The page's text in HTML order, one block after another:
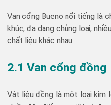
Van cổng Bueno nổi tiếng là
khúc, đa dạng chủng loại,
chất liệu khác nhau
2.1 Van cổng đồng
Vật liệu đồng là một loại kim